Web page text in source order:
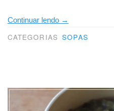
Continuar lendo “Cara
de
e
→
CATEGORIAS SOPAS